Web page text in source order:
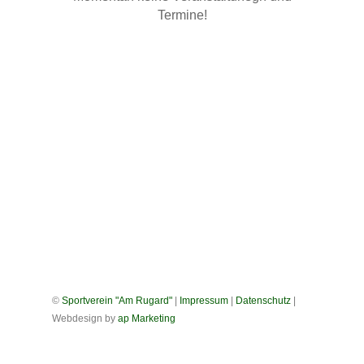
Termine!
© Sportverein "Am Rugard" Impressum Datenschutz
Webdesign by ap Marketing